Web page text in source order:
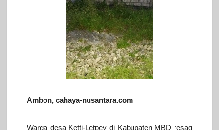
Ambon, cahaya-nusantara.com
Warga desa Ketti-Letpey di Kabupaten MBD resag